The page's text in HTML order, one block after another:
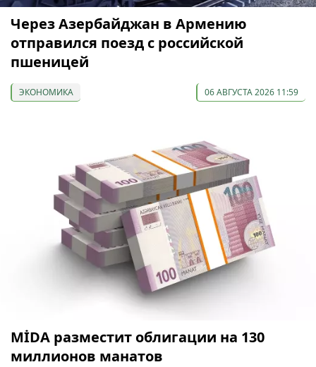
Через Азербайджан в Армению
отправился поезд с российской
пшеницей
ЭКОНОМИКА 06 АВГУСТА 2026 11:59
МİDA разместит облигации на 130
миллионов манатов